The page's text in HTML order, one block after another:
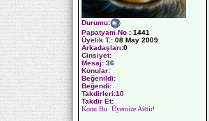
Durumu:
Papatyam No : 1441
Üyelik T.: 08 May 2009
Arkadaşları:0
Cinsiyet:
Mesaj: 36
Konular:
Beğenildi:
Beğendi:
Takdirleri:10
Takdir Et:
Konu Bu Üyemize Aittir!